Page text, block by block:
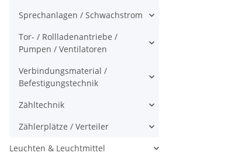
Sprechanlagen / Schwachstrom
Tor- / Rollladenantriebe /
Pumpen / Ventilatoren
Verbindungsmaterial /
Befestigungstechnik
Zähltechnik
Zählerplätze / Verteiler
Leuchten & Leuchtmittel